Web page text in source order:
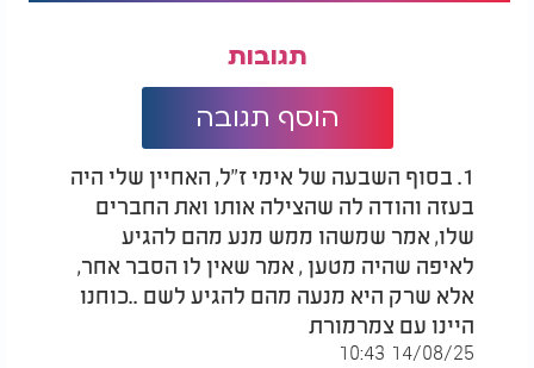
תגובות
הוסף תגובה
1. בסוף השבעה של אימי ז"ל, האחיין שלי היה
בעזה והודה לה שהצילה אותו ואת החברים
שלו, אמר שמשהו ממש מנע מהם להגיע
לאיפה שהיה מטען , אמר שאין לו הסבר אחר,
אלא שרק היא מנעה מהם להגיע לשם ..כוחנו
היינו עם צמרמורת
14/08/25 10:43